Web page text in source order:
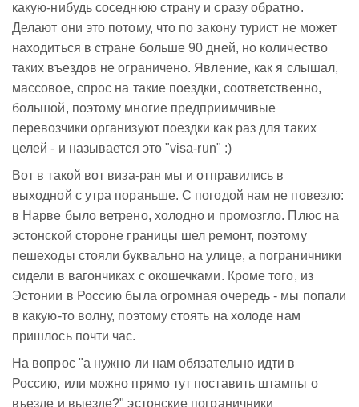
какую-нибудь соседнюю страну и сразу обратно.
Делают они это потому, что по закону турист не может
находиться в стране больше 90 дней, но количество
таких въездов не ограничено. Явление, как я слышал,
массовое, спрос на такие поездки, соответственно,
большой, поэтому многие предприимчивые
перевозчики организуют поездки как раз для таких
целей - и называется это "visa-run" :)
Вот в такой вот виза-ран мы и отправились в
выходной с утра пораньше. С погодой нам не повезло:
в Нарве было ветрено, холодно и промозгло. Плюс на
эстонской стороне границы шел ремонт, поэтому
пешеходы стояли буквально на улице, а пограничники
сидели в вагончиках с окошечками. Кроме того, из
Эстонии в Россию была огромная очередь - мы попали
в какую-то волну, поэтому стоять на холоде нам
пришлось почти час.
На вопрос "а нужно ли нам обязательно идти в
Россию, или можно прямо тут поставить штампы о
въезде и выезде?" эстонские пограничники